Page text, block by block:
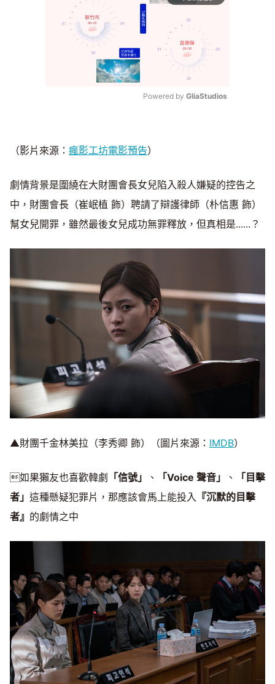
Powered by GliaStudios
（影片來源： 瘋影工坊電影預告）
劇情背景是圍繞在大財團會長女兒陷入殺人嫌疑的控告之
中，財團會長（崔岷植 飾）聘請了辯護律師（朴信惠 飾）
幫女兒開罪，雖然最後女兒成功無罪釋放，但真相是......？
▲財團千金林美拉（李秀卿 飾）（圖片來源： IMDB）
如果獺友也喜歡韓劇 「信號」 、 「Voice 聲音」 、
「目擊
者」 這種懸疑犯罪片，那應該會馬上能投入 『沉默的目擊
者』 的劇情之中